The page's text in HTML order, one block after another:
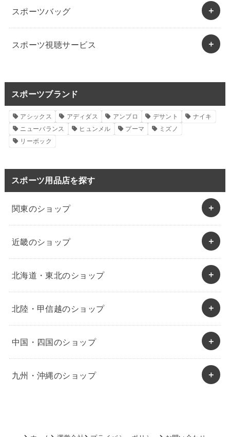
スポーツバッグ
スポーツ視聴サービス
スポーツブランド
アシックス アディダス アンブロ デサント
ナイキ
ニューバランス
ヒュンメル プーマ
ミズノ
リーボック
スポーツ用品店を探す
関東のショップ
近畿のショップ
北海道・東北のショップ
北陸・甲信越のショップ
中国・四国のショップ
九州・沖縄のショップ